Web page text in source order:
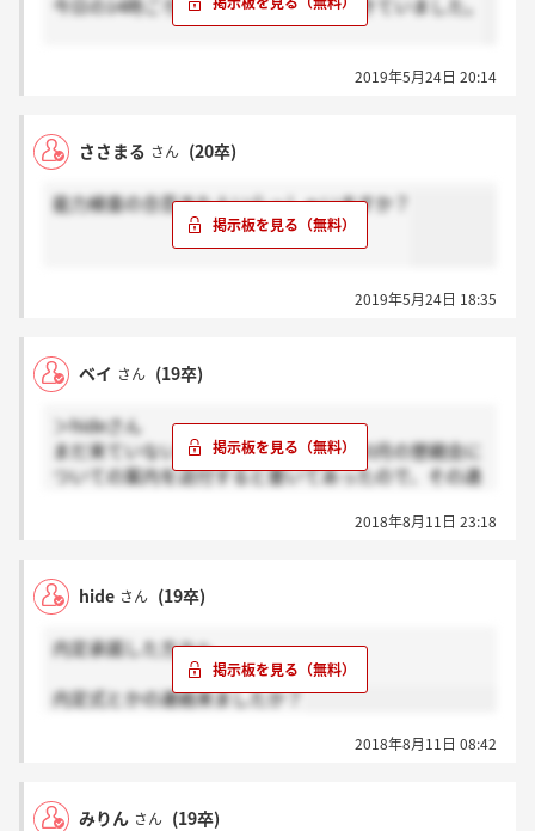
今日の14時ごろマイナビのお返事箱にきていました。
2019年5月24日 20:14
ささまる さん (20卒)
能力検査の合否きた人いらっしゃいますか？
2019年5月24日 18:35
ベイ さん (19卒)
＞hideさん
まだ来ていないです。内定通知書には10月の懇親会に
ついての案内を送付すると書いてあったので、その通
2018年8月11日 23:18
hide さん (19卒)
内定承諾した方々へ
内定式とかの連絡来ましたか？
2018年8月11日 08:42
みりん さん (19卒)